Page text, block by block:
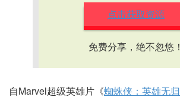
点击获取资源
免费分享，绝不忽悠！
自Marvel超级英雄片《蜘蛛侠：英雄无归